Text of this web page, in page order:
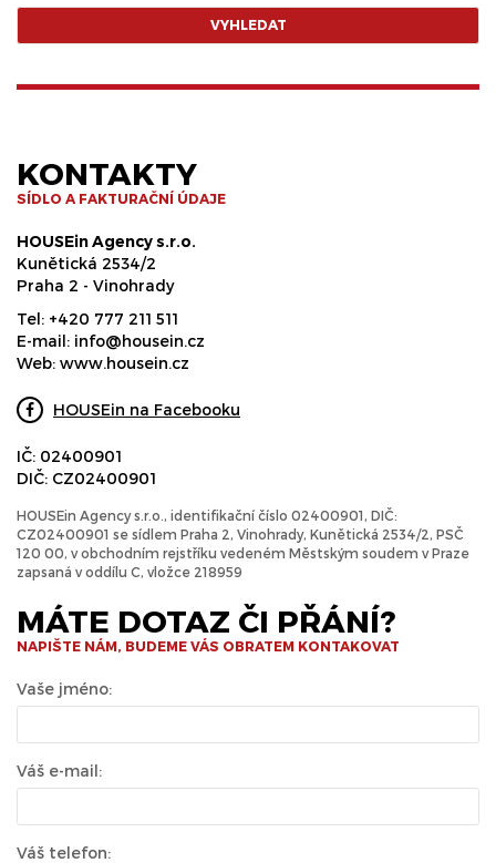
VYHLEDAT
KONTAKTY
SÍDLO A FAKTURAČNÍ ÚDAJE
HOUSEin Agency s.r.o.
Kunětická 2534/2
Praha 2 - Vinohrady
Tel: +420 777 211 511
E-mail: info@housein.cz
Web: www.housein.cz
HOUSEin na Facebooku
IČ: 02400901
DIČ: CZ02400901
HOUSEin Agency s.r.o., identifikační číslo 02400901, DIČ:
CZ02400901 se sídlem Praha 2, Vinohrady, Kunětická 2534/2, PSČ
120 00, v obchodním rejstříku vedeném Městským soudem v Praze
zapsaná v oddílu C, vložce 218959
MÁTE DOTAZ ČI PŘÁNÍ?
NAPIŠTE NÁM, BUDEME VÁS OBRATEM KONTAKOVAT
Vaše jméno:
Váš e-mail:
Váš telefon: